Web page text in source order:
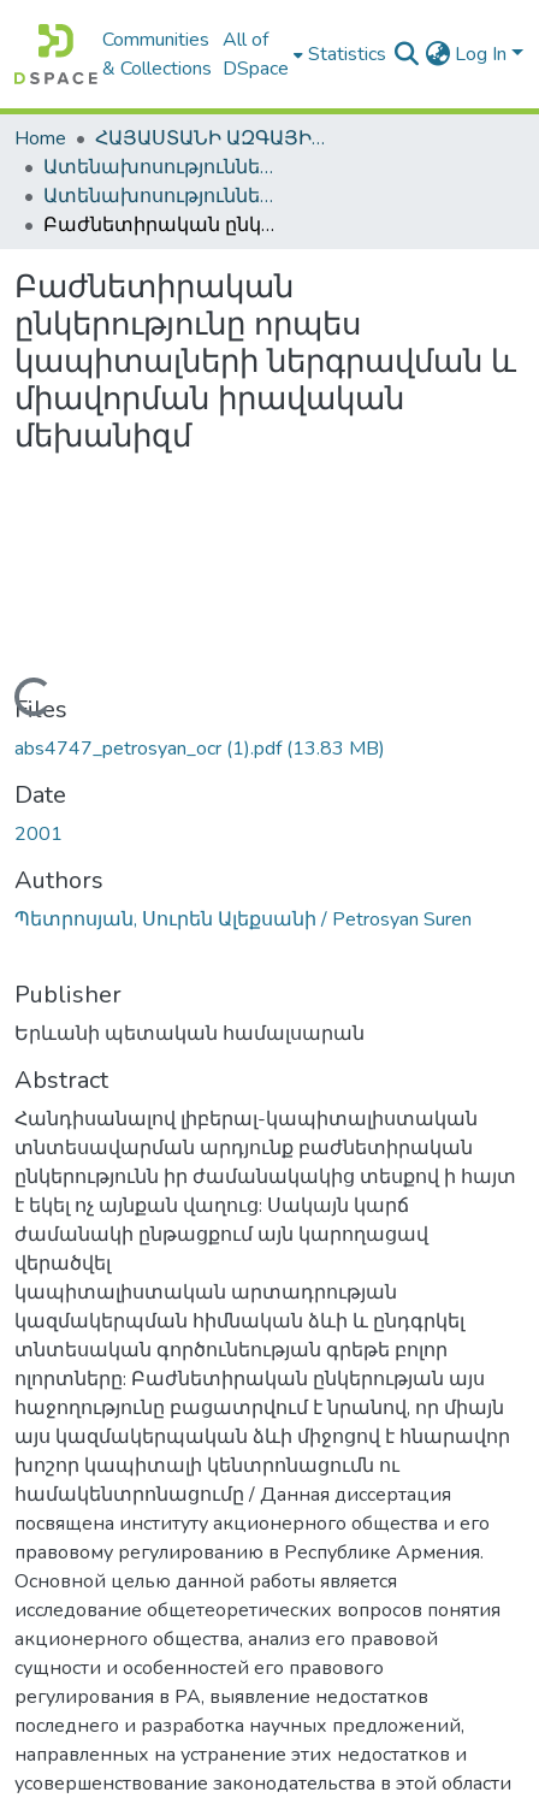
Communities
& Collections
All of
DSpace
Statistics Log In
Home
ՀԱՅԱՍՏԱՆԻ ԱԶԳԱՅԻՆ ԳՐԱԴԱՐԱՆԻ ԹՎԱՅԻՆ ՊԱՀՈՑ / DIGITAL REPOSITORY OF NLA
Ատենախոսություններ և սեղմագրեր / Theses & Abstracts
Ատենախոսություններ և սեղմագրեր / Theses & Abstracts
Բաժնետիրական ընկերությունը որպես կապիտալների ներգրավման և միավորման իրավական մեխանիզմ
Բաժնետիրական
ընկերությունը որպես
կապիտալների ներգրավման և
միավորման իրավական
մեխանիզմ
Loading...
Files
abs4747_petrosyan_ocr (1).pdf(13.83 MB)
Date
2001
Authors
Պետրոսյան, Սուրեն Ալեքսանի / Petrosyan Suren
Publisher
Երևանի պետական համալսարան
Abstract
Հանդիսանալով լիբերալ-կապիտալիստական
տնտեսավարման արդյունք բաժնետիրական
ընկերությունն իր ժամանակակից տեսքով ի հայտ
է եկել ոչ այնքան վաղուց: Սակայն կարճ
ժամանակի ընթացքում այն կարողացավ
վերածվել
կապիտալիստական արտադրության
կազմակերպման հիմնական ձևի և ընդգրկել
տնտեսական գործունեության գրեթե բոլոր
ոլորտները: Բաժնետիրական ընկերության այս
հաջողությունը բացատրվում է նրանով, որ միայն
այս կազմակերպական ձևի միջոցով է հնարավոր
խոշոր կապիտալի կենտրոնացումն ու
համակենտրոնացումը / Данная диссертация
посвящена институту акционерного общества и его
правовому регулированию в Республике Армения.
Основной целью данной работы является
исследование общетеоретических вопросов понятия
акционерного общества, анализ его правовой
сущности и особенностей его правового
регулирования в PA, выявление недостатков
последнего и разработка научных предложений,
направленных на устранение этих недостатков и
усовершенствование законодательства в этой области